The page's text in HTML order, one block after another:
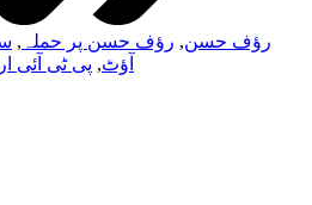
رؤف حسن, رؤف حسن پر حملہ ,
آؤٹ, پی ٹی آئی